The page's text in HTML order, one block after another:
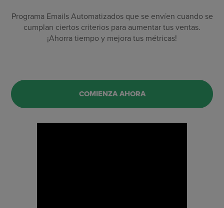
Programa Emails Automatizados que se envíen cuando se
cumplan ciertos criterios para aumentar tus ventas.
¡Ahorra tiempo y mejora tus métricas!
COMIENZA AHORA